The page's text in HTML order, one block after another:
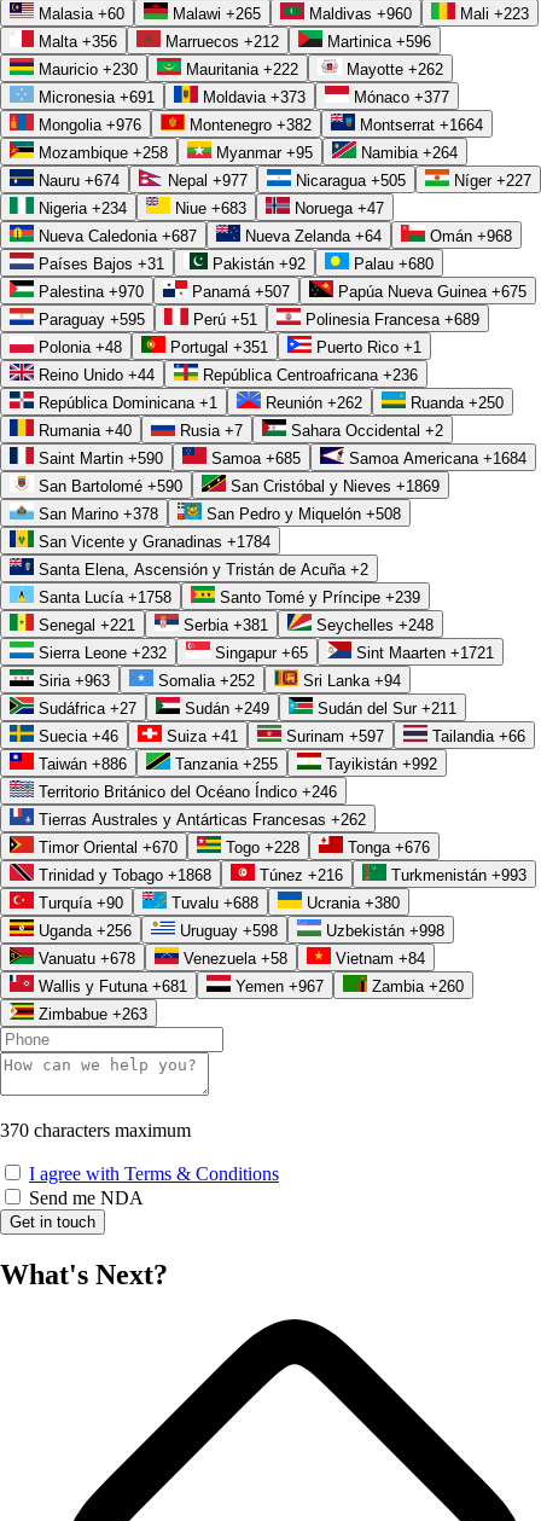
Malasia +60 Malawi +265 Maldivas +960 Mali +223
Malta +356 Marruecos +212 Martinica +596
Mauricio +230 Mauritania +222 Mayotte +262
Micronesia +691 Moldavia +373 Mónaco +377
Mongolia +976 Montenegro +382 Montserrat +1664
Mozambique +258 Myanmar +95 Namibia +264
Nauru +674 Nepal +977 Nicaragua +505 Níger +227
Nigeria +234 Niue +683 Noruega +47
Nueva Caledonia +687 Nueva Zelanda +64 Omán +968
Países Bajos +31 Pakistán +92 Palau +680
Palestina +970 Panamá +507 Papúa Nueva Guinea +675
Paraguay +595 Perú +51 Polinesia Francesa +689
Polonia +48 Portugal +351 Puerto Rico +1
Reino Unido +44 República Centroafricana +236
República Dominicana +1 Reunión +262 Ruanda +250
Rumania +40 Rusia +7 Sahara Occidental +2
Saint Martin +590 Samoa +685 Samoa Americana +1684
San Bartolomé +590 San Cristóbal y Nieves +1869
San Marino +378 San Pedro y Miquelón +508
San Vicente y Granadinas +1784
Santa Elena, Ascensión y Tristán de Acuña +2
Santa Lucía +1758 Santo Tomé y Príncipe +239
Senegal +221 Serbia +381 Seychelles +248
Sierra Leone +232 Singapur +65 Sint Maarten +1721
Siria +963 Somalia +252 Sri Lanka +94
Sudáfrica +27 Sudán +249 Sudán del Sur +211
Suecia +46 Suiza +41 Surinam +597 Tailandia +66
Taiwán +886 Tanzania +255 Tayikistán +992
Territorio Británico del Océano Índico +246
Tierras Australes y Antárticas Francesas +262
Timor Oriental +670 Togo +228 Tonga +676
Trinidad y Tobago +1868 Túnez +216 Turkmenistán +993
Turquía +90 Tuvalu +688 Ucrania +380
Uganda +256 Uruguay +598 Uzbekistán +998
Vanuatu +678 Venezuela +58 Vietnam +84
Wallis y Futuna +681 Yemen +967 Zambia +260
Zimbabue +263
370 characters maximum
I agree with Terms & Conditions
Send me NDA
Get in touch
What's Next?